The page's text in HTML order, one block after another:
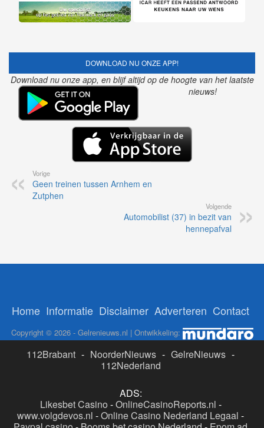
DOWNLOAD NU ONZE APP!
Download nu onze app, en blijf altijd op de hoogte van het laatste
nieuws!
Vorige
Geen treinen tussen Arnhem en
Zutphen
Volgende
Automobilist (37) in bezit van
hennepafval
Home Informatie Disclaimer Adverteren Contact
Copyright © 2026 - Gelrenieuws.nl | Ontwikkeling:
112Brabant - NoorderNieuws - GelreNieuws -
112Nederland
ADS:
Likesbet Casino -OnlineCasinoReports.nl -
www.volgdevos.nl -Online Casino Nederland Legaal -